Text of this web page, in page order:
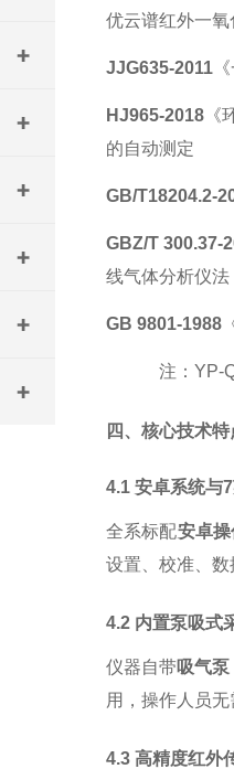
优云谱红外一氧
JJG635-2011《
HJ965-2018《
的自动测定
GB/T18204.2-
GBZ/T 300.37-
线气体分析仪法
GB 9801-1988
注： YP-
四、核心技术
4.1 安卓系统
全系标配安卓
设置、校准、
4.2 内置泵吸
仪器自带吸气泵
用，操作人员
4.3 高精度红